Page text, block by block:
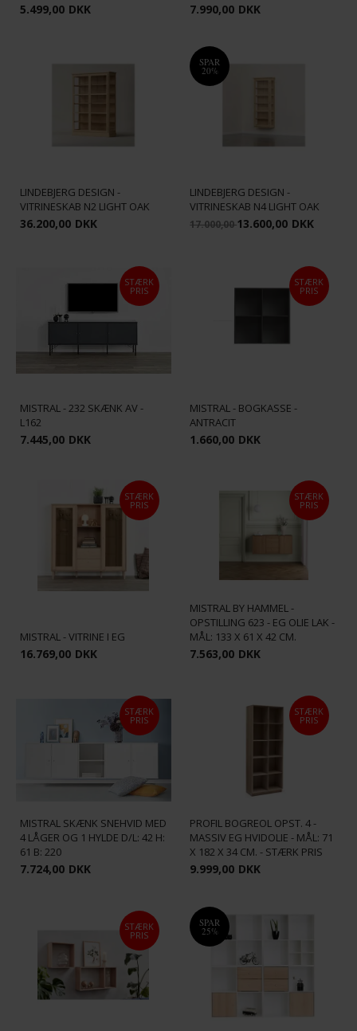
5.499,00 DKK 7.990,00 DKK
LINDEBJERG DESIGN -
VITRINESKAB N2 LIGHT OAK
36.200,00 DKK
SPAR
20%
LINDEBJERG DESIGN -
VITRINESKAB N4 LIGHT OAK
17.000,0013.600,00 DKK
STÆRK
PRIS
MISTRAL - 232 SKÆNK AV -
L162
7.445,00 DKK
STÆRK
PRIS
MISTRAL - BOGKASSE -
ANTRACIT
1.660,00 DKK
STÆRK
PRIS
MISTRAL - VITRINE I EG
16.769,00 DKK
STÆRK
PRIS
MISTRAL BY HAMMEL -
OPSTILLING 623 - EG OLIE LAK -
MÅL: 133 X 61 X 42 CM.
7.563,00 DKK
STÆRK
PRIS
MISTRAL SKÆNK SNEHVID MED
4 LÅGER OG 1 HYLDE D/L: 42 H:
61 B: 220
7.724,00 DKK
STÆRK
PRIS
PROFIL BOGREOL OPST. 4 -
MASSIV EG HVIDOLIE - MÅL: 71
X 182 X 34 CM. - STÆRK PRIS
9.999,00 DKK
STÆRK
PRIS
SPAR
25%